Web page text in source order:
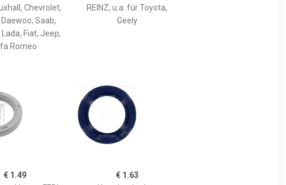
Chevrolet,
Daewoo, Saab,
Fiat, Jeep,
Romeo
REINZ, u.a. für Toyota,
Geely
€ 1.49
€ 1.63